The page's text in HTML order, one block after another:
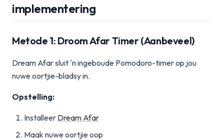
implementering
Metode 1: Droom Afar Timer (Aanbeveel)
Dream Afar sluit 'n ingeboude Pomodoro-timer op jou
nuwe oortjie-bladsy in.
Opstelling:
Installeer Dream Afar
Maak nuwe oortjie oop